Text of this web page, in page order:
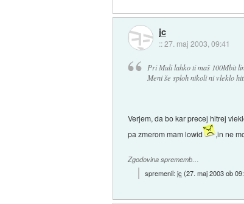
jc
::27. maj 2003, 09:41
Pri Muli lahko ti maš 100Mbit
Meni še sploh nikoli ni vleklo
Verjem, da bo kar precej hitrej
pa zmerom mam lowid
,in ne
Zgodovina sprememb…
spremenil:jc (27. maj 2003 ob